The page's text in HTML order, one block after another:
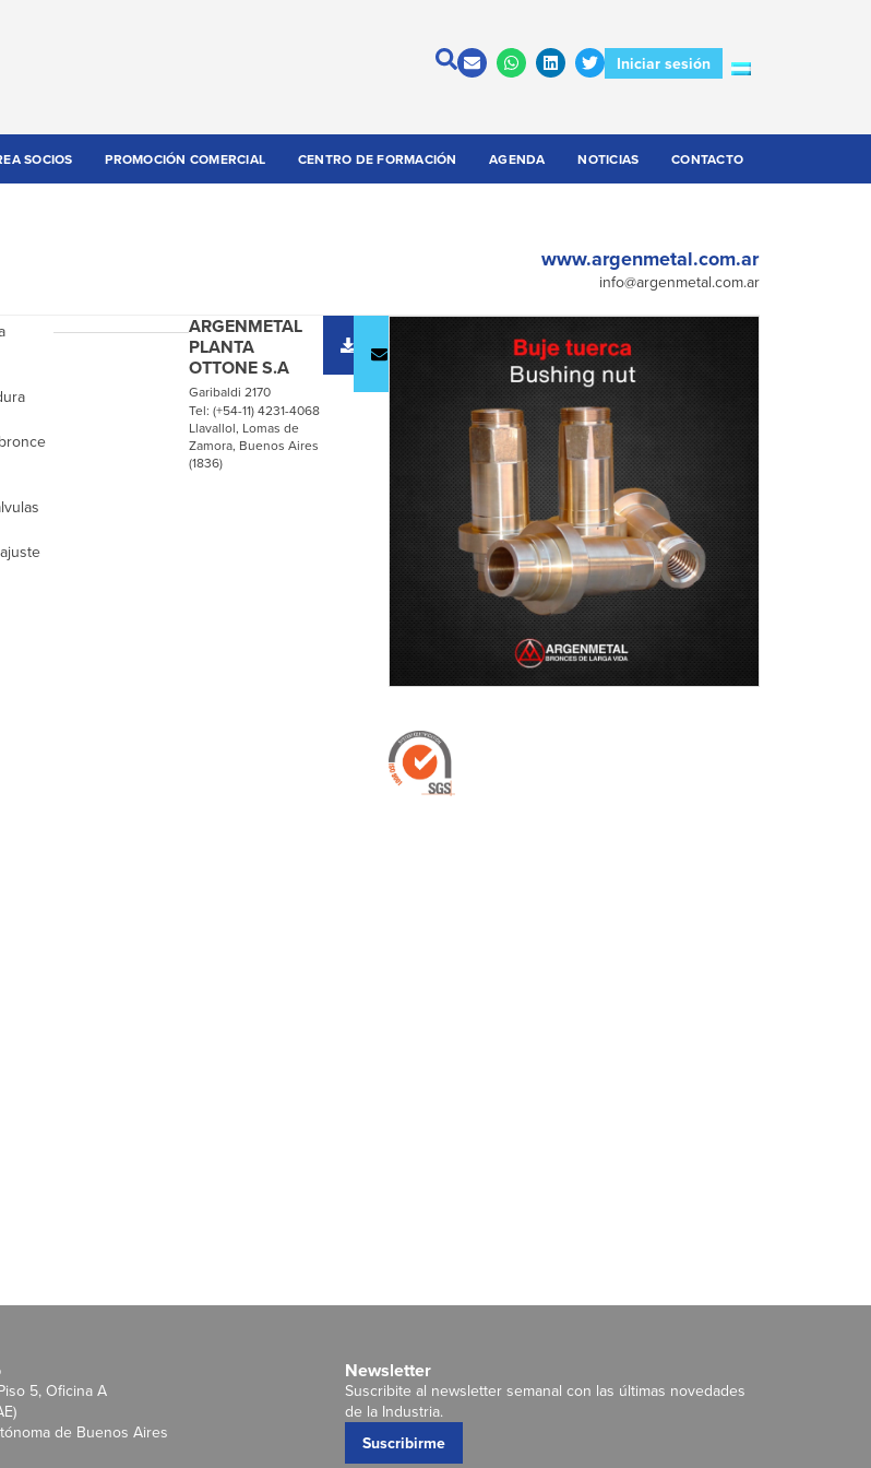
Iniciar sesión
SOCIOS PROMOCIÓN COMERCIAL CENTRO DE FORMACIÓN AGENDA NOTICIAS CONTACTO
www.argenmetal.com.ar
info@argenmetal.com.ar
ARGENMETAL
PLANTA
OTTONE S.A
Garibaldi 2170
Tel: (+54-11) 4231-4068
Llavallol, Lomas de
Zamora, Buenos Aires
(1836)
catálogo
5, Oficina A
de Buenos Aires
Newsletter
Suscribite al newsletter semanal con las últimas novedades
de la Industria.
Suscribirme